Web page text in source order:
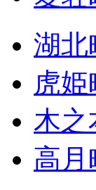
湖北
虎姫
木之
高月